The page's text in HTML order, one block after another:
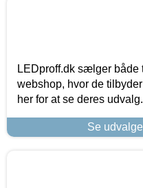
LEDproff.dk sælger både
webshop, hvor de
her for at se deres udvalg.
Se